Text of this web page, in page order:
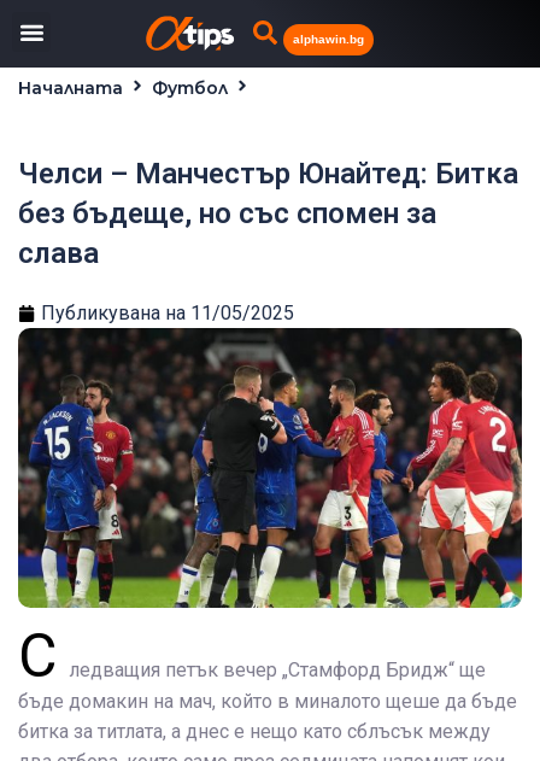
alphawin.bg
Началната
Футбол
Челси – Манчестър Юнайтед: Битка
без бъдеще, но със спомен за
слава
Публикувана на 11/05/2025
С
ледващия петък вечер „Стамфорд Бридж“ ще
бъде домакин на мач, който в миналото щеше да бъде
битка за титлата, а днес е нещо като сблъсък между